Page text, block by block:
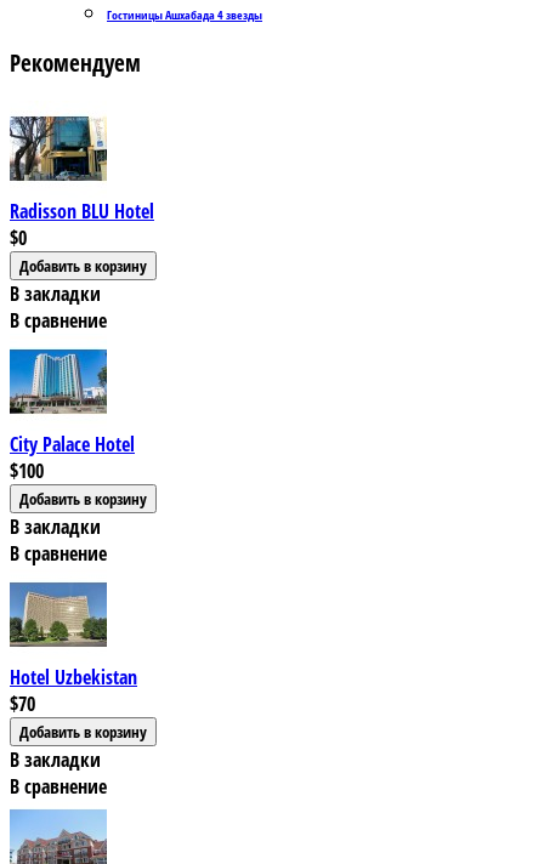
Гостиницы Ашхабада 4 звезды
Рекомендуем
Radisson BLU Hotel
$0
В закладки
В сравнение
City Palace Hotel
$100
В закладки
В сравнение
Hotel Uzbekistan
$70
В закладки
В сравнение